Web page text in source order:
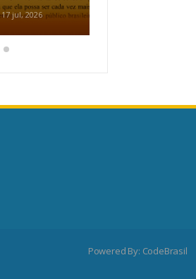
17 jul, 2026
Powered By: CodeBrasil